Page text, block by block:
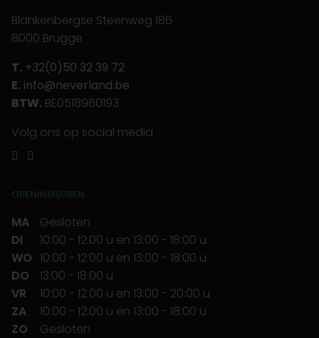
Blankenbergse Steenweg 186
8000 Brugge
T. +32(0)50 32 39 72
E. info@neverland.be
BTW. BE0518960193
Volg ons op social media
OPENINGSUREN
MA
Gesloten
DI
10:00 - 12:00 u en 13:00 - 18:00 u
WO 10:00 - 12:00 u en 13:00 - 18:00 u
DO
13:00 - 18:00 u
VR
10:00 - 12:00 u en 13:00 - 20:00 u
ZA
10:00 - 12:00 u en 13:00 - 18:00 u
ZO
Gesloten